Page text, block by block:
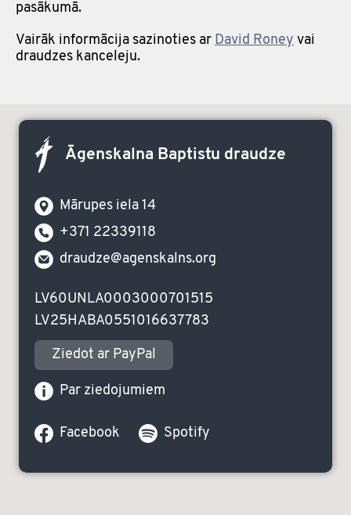
pasākumā.
Vairāk informācija sazinoties ar David Roney vai
draudzes kanceleju.
Āgenskalna Baptistu draudze
Mārupes iela 14
+371 22339118
draudze@agenskalns.org
LV60UNLA0003000701515
LV25HABA0551016637783
Ziedot ar PayPal
Par ziedojumiem
Facebook Spotify